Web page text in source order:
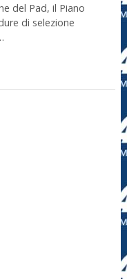
del Pad, il Piano
di selezione